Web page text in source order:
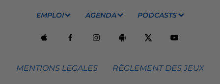
EMPLOI AGENDA PODCASTS
MENTIONS LEGALES RÈGLEMENT DES JEUX